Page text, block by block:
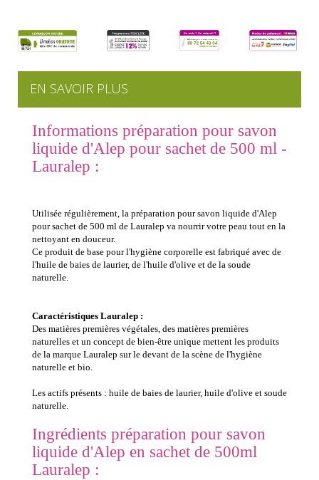
EN SAVOIR PLUS
Informations préparation pour savon
liquide d'Alep pour sachet de 500 ml -
Lauralep :
Utilisée régulièrement, la préparation pour savon liquide d'Alep
poursachet de 500 ml de Lauralep va nourrirvotre peau tout en la
nettoyant en douceur.
Ce produit de base pour l'hygiène corporelle est fabriqué avec de
l'huile de baies de laurier, de l'huile d'olive et de la soude
naturelle.
Caractéristiques Lauralep :
Des matières premières végétales, des matières premières
naturelles et un concept de bien-être unique mettent les produits
de la marque Lauralep sur le devant de la scène de l'hygiène
naturelle et bio.
Les actifs présents : huile de baies de laurier, huile d'olive et soude
naturelle.
Ingrédients préparation pour savon
liquide d'Alep en sachet de 500ml
Lauralep :